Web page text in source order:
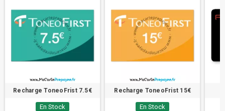
Recharge ToneoFrist 7.5€
En Stock
Recharge ToneoFrist 15€
En Stock